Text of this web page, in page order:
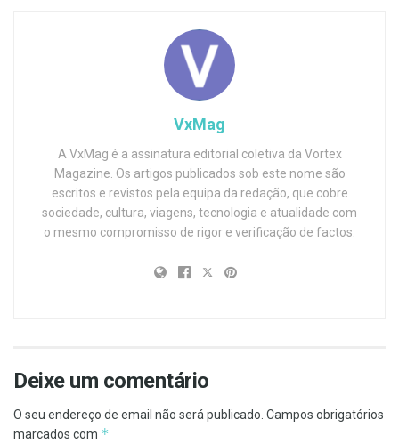
VxMag
A VxMag é a assinatura editorial coletiva da Vortex
Magazine. Os artigos publicados sob este nome são
escritos e revistos pela equipa da redação, que cobre
sociedade, cultura, viagens, tecnologia e atualidade com
o mesmo compromisso de rigor e verificação de factos.
Deixe um comentário
O seu endereço de email não será publicado. Campos obrigatórios
marcados com *